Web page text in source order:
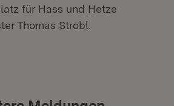
für Hass und Hetze
Thomas Strobl.